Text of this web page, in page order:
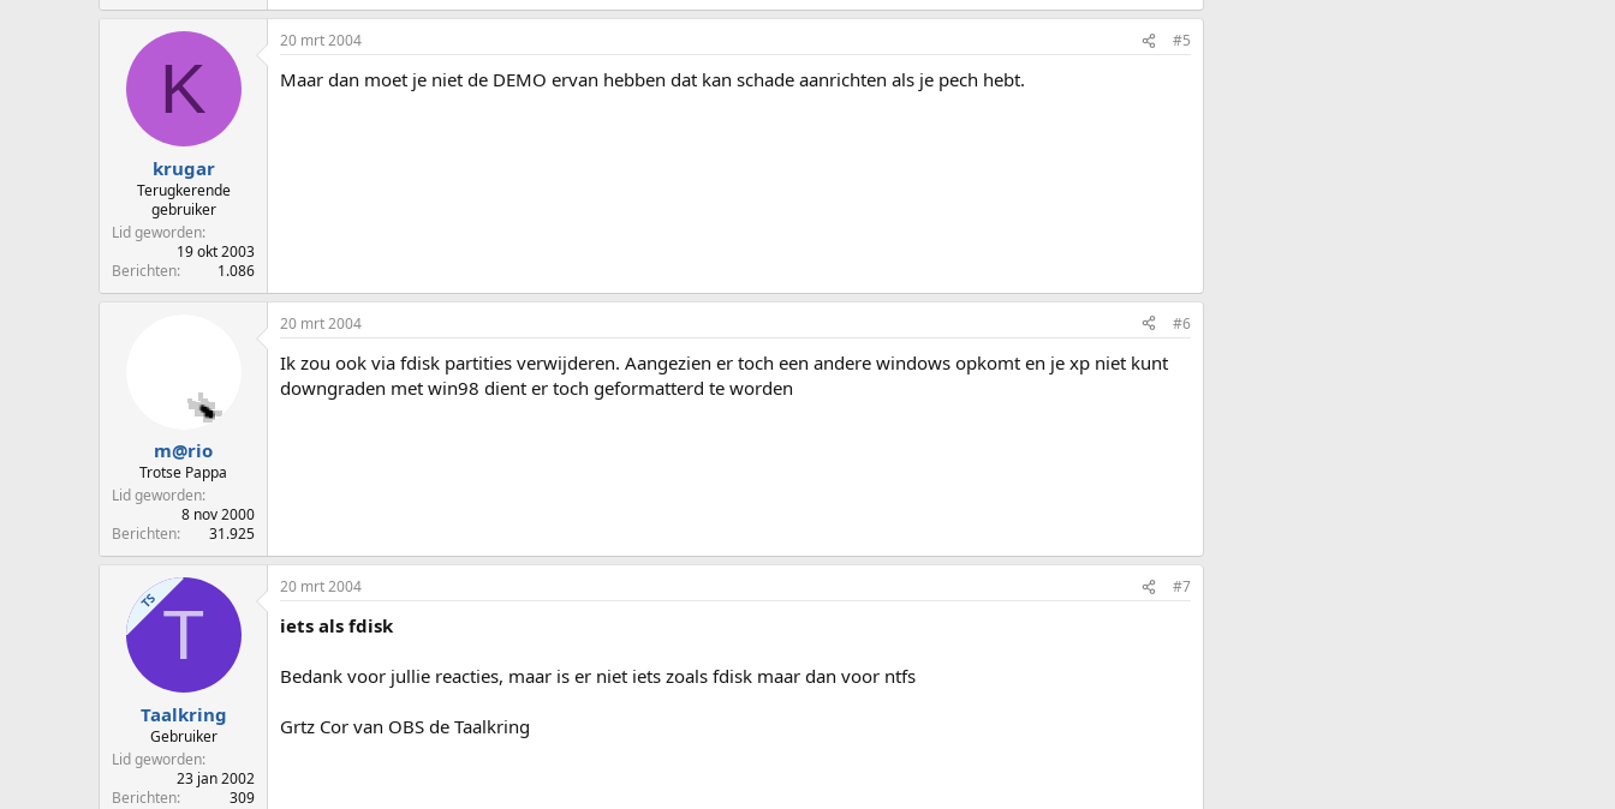
K
krugar
Terugkerende
gebruiker
Lid geworden
19 okt 2003
Berichten
1.086
20 mrt 2004 #5
Maar dan moet je niet de DEMO ervan hebben dat kan schade aanrichten als je pech hebt.
m@rio
Trotse Pappa
Lid geworden
8 nov 2000
Berichten
31.925
20 mrt 2004 #6
Ik zou ook via fdisk partities verwijderen. Aangezien er toch een andere windows opkomt en je xp niet kunt
downgraden met win98 dient er toch geformatterd te worden
TST
Taalkring
Gebruiker
Lid geworden
23 jan 2002
Berichten
309
20 mrt 2004 #7
iets als fdisk
Bedank voor jullie reacties, maar is er niet iets zoals fdisk maar dan voor ntfs
Grtz Cor van OBS de Taalkring